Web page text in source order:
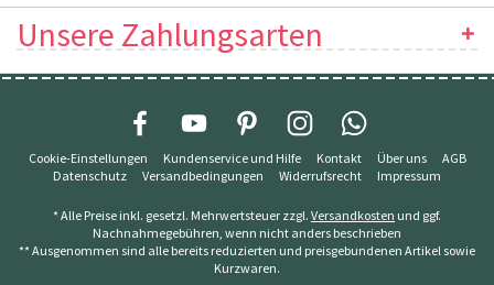
Unsere Zahlungsarten
Cookie-Einstellungen Kundenservice und Hilfe Kontakt Über uns
AGB
Datenschutz
Versandbedingungen Widerrufsrecht Impressum
* Alle Preise inkl. gesetzl. Mehrwertsteuer zzgl. Versandkosten und ggf.
Nachnahmegebühren, wenn nicht anders beschrieben
** Ausgenommen sind alle bereits reduzierten und preisgebundenen Artikel sowie
Kurzwaren.